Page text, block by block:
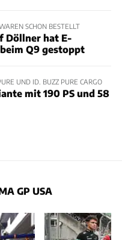
SCHON BESTELLT
Döllner hat E-
Q9 gestoppt
UND ID. BUZZ PURE CARGO
mit 190 PS und 58
GP USA